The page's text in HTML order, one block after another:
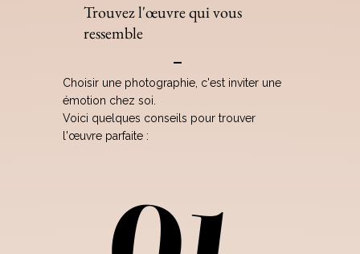
Impressions Format populaire
Mes Impressions en format populaire rendent l'art
animalier accessible à tous. Ces photographies,
Impressions Format Populaire
Trouvez l'œuvre qui vous
ressemble
Choisir une photographie, c'est inviter une
émotion chez soi.
Voici quelques conseils pour trouver
l'œuvre parfaite :